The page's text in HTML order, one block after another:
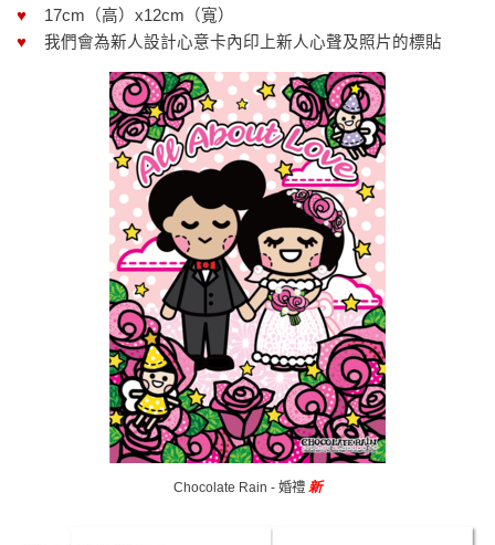
♥ 17cm（高）x12cm（寬）
♥ 我們會為新人設計心意卡內印上新人心聲及照片的標貼
Chocolate Rain - 婚禮 新